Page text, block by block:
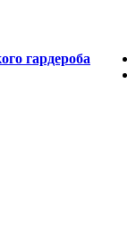
гардероба